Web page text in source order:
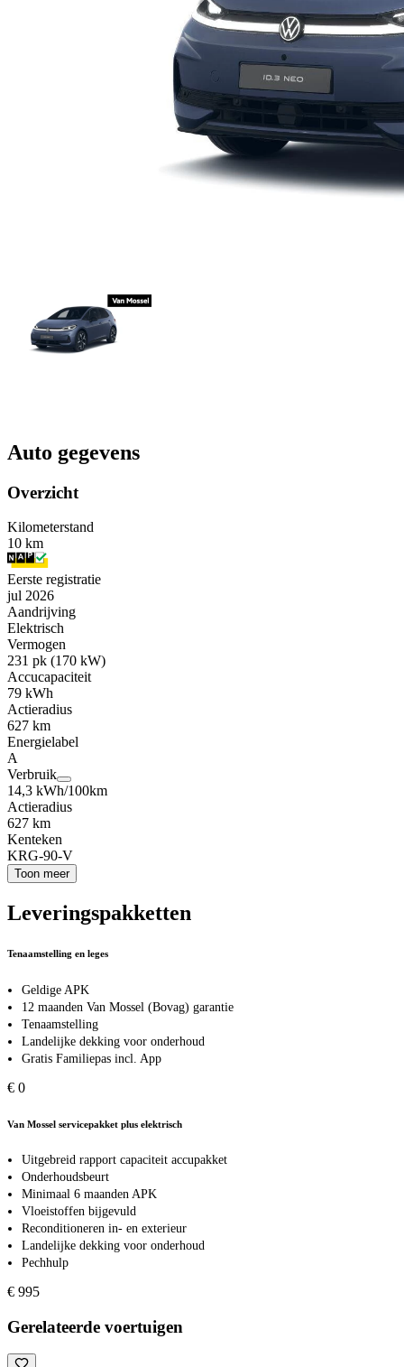
Auto gegevens
Overzicht
Kilometerstand
10 km
Eerste registratie
jul 2026
Aandrijving
Elektrisch
Vermogen
231 pk (170 kW)
Accucapaciteit
79 kWh
Actieradius
627 km
Energielabel
A
Verbruik
14,3 kWh/100km
Actieradius
627 km
Kenteken
KRG-90-V
Toon meer
Leveringspakketten
Tenaamstelling en leges
Geldige APK
12 maanden Van Mossel (Bovag) garantie
Tenaamstelling
Landelijke dekking voor onderhoud
Gratis Familiepas incl. App
€ 0
Van Mossel servicepakket plus elektrisch
Uitgebreid rapport capaciteit accupakket
Onderhoudsbeurt
Minimaal 6 maanden APK
Vloeistoffen bijgevuld
Reconditioneren in- en exterieur
Landelijke dekking voor onderhoud
Pechhulp
€ 995
Gerelateerde voertuigen